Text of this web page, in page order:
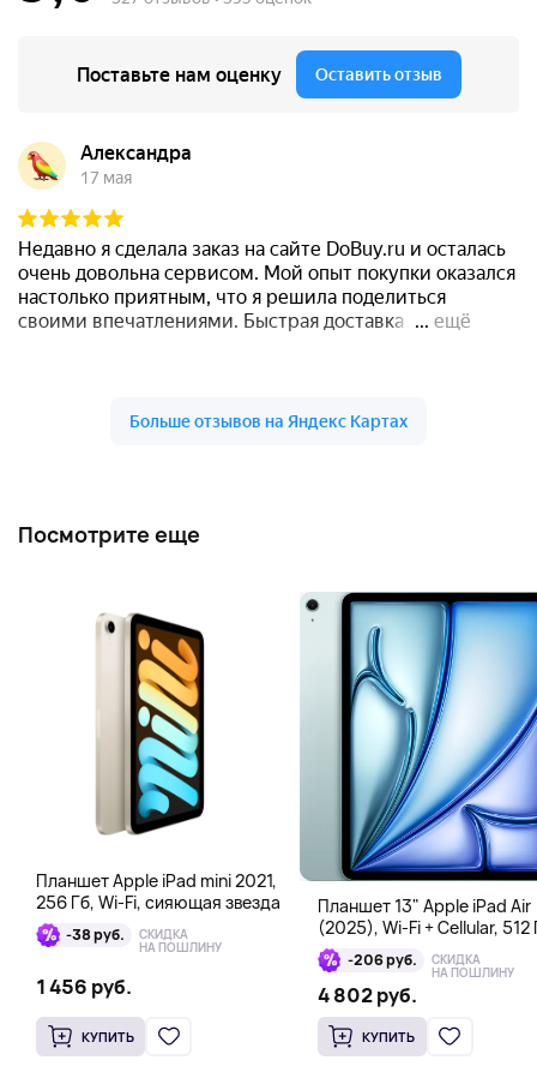
Посмотрите еще
Планшет Apple iPad mini 2021,
256 Гб, Wi-Fi, сияющая звезда
-38 руб. СКИДКА
НА ПОШЛИНУ
1 456 руб.
КУПИТЬ
Планшет 13" Apple iPad Air
(2025), Wi-Fi + Cellular, 512
голубой-206 руб. СКИДКА
НА ПОШЛИНУ
4 802 руб.
КУПИТЬ